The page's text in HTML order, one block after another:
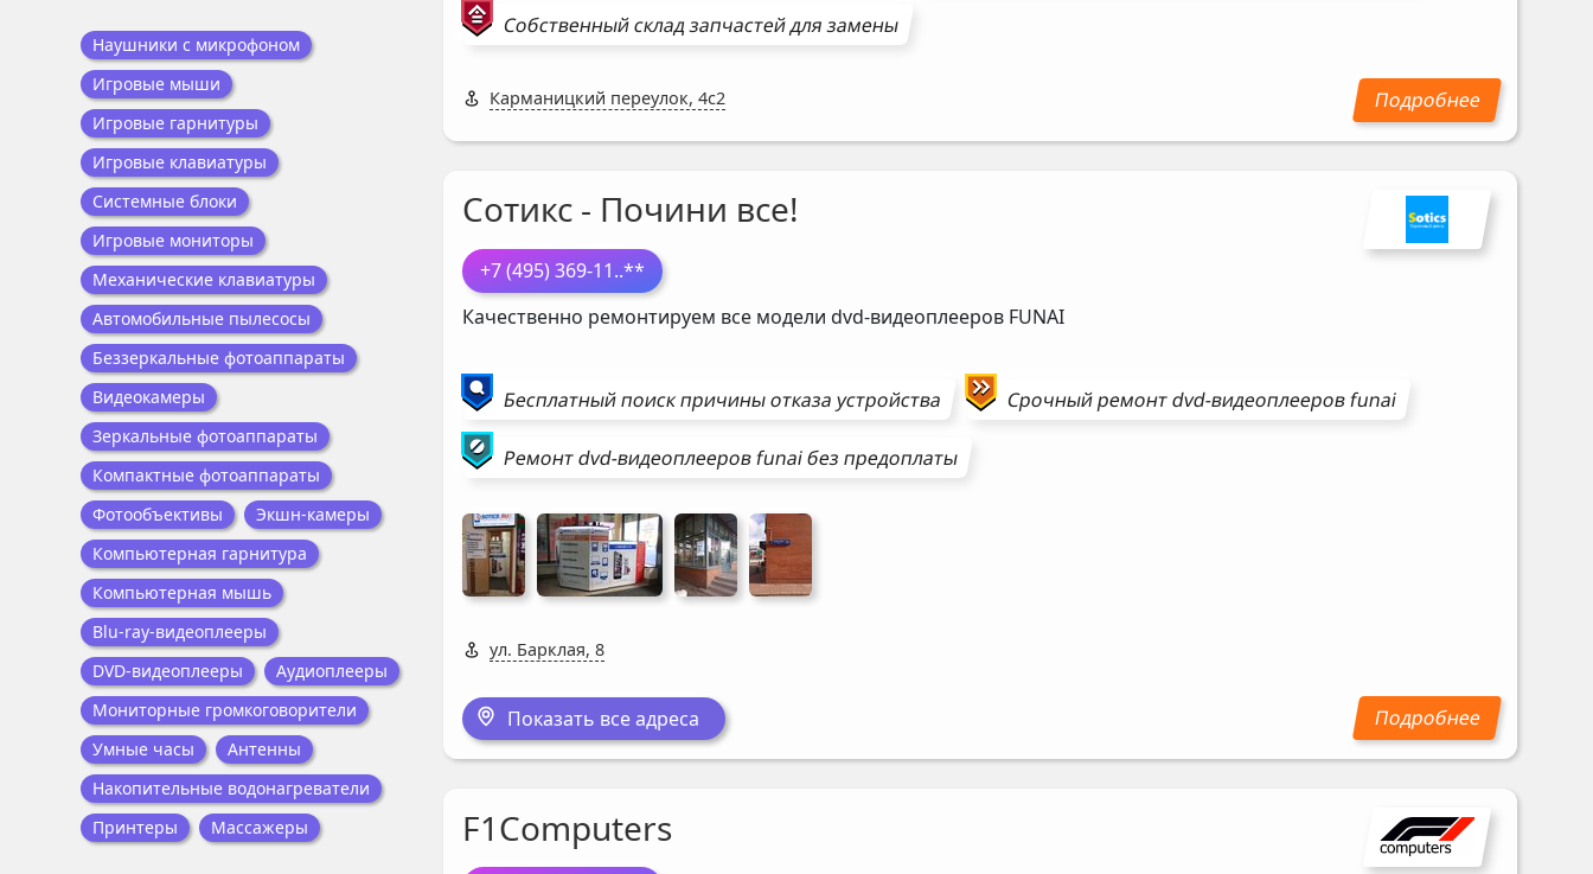
Наушники с микрофоном
Игровые мыши
Игровые гарнитуры
Игровые клавиатуры
Системные блоки
Игровые мониторы
Механические клавиатуры
Автомобильные пылесосы
Беззеркальные фотоаппараты
Видеокамеры
Зеркальные фотоаппараты
Компактные фотоаппараты
Фотообъективы
Экшн-камеры
Компьютерная гарнитура
Компьютерная мышь
Blu-ray-видеоплееры
DVD-видеоплееры
Аудиоплееры
Мониторные громкоговорители
Умные часы
Антенны
Накопительные водонагреватели
Принтеры
Массажеры
Собственный склад запчастей для замены
Карманицкий переулок, 4с2
Сотикс - Почини все!
+7 (495) 369-11..**
Качественно ремонтируем все модели dvd-видеоплееров FUNAI
Бесплатный поиск причины отказа устройства Срочный ремонтdvd-видеоплееровfunai
Ремонтdvd-видеоплееровfunaiбез предоплаты
ул. Барклая, 8
Показать все адреса
F1Computers